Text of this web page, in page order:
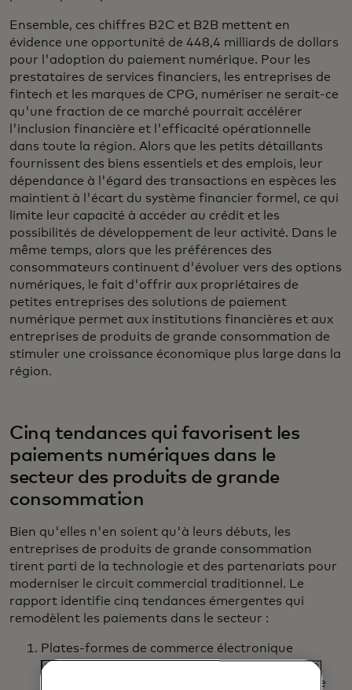
Ensemble, ces chiffres B2C et B2B mettent en
évidence une opportunité de 448,4 milliards de dollars
pour l'adoption du paiement numérique. Pour les
prestataires de services financiers, les entreprises de
fintech et les marques de CPG, numériser ne serait-ce
qu'une fraction de ce marché pourrait accélérer
l'inclusion financière et l'efficacité opérationnelle
dans toute la région. Alors que les petits détaillants
fournissent des biens essentiels et des emplois, leur
dépendance à l'égard des transactions en espèces les
maintient à l'écart du système financier formel, ce qui
limite leur capacité à accéder au crédit et les
possibilités de développement de leur activité. Dans le
même temps, alors que les préférences des
consommateurs continuent d'évoluer vers des options
numériques, le fait d'offrir aux propriétaires de
petites entreprises des solutions de paiement
numérique permet aux institutions financières et aux
entreprises de produits de grande consommation de
stimuler une croissance économique plus large dans la
région.
Cinq tendances qui favorisent les
paiements numériques dans le
secteur des produits de grande
consommation
Bien qu'elles n'en soient qu'à leurs débuts, les
entreprises de produits de grande consommation
tirent parti de la technologie et des partenariats pour
moderniser le circuit commercial traditionnel. Le
rapport identifie cinq tendances émergentes qui
remodèlent les paiements dans le secteur :
Plates-formes de commerce électronique
interentreprises : Les systèmes de commande
numérique ont permis aux petits détaillants de